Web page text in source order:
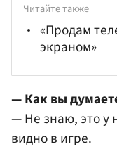
Читайте также
«Продам
экраном»
— Как вы
— Не знаю, это у
видно в игре.